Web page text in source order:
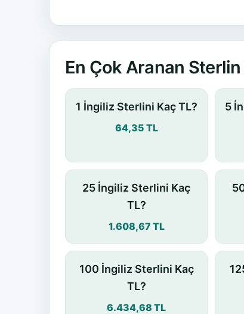
En Çok Aranan Sterlin
1 İngiliz Sterlini Kaç TL?
64,35 TL
5
25 İngiliz Sterlini Kaç
TL?
1.608,67 TL
100 İngiliz Sterlini Kaç
TL?
6.434,68 TL